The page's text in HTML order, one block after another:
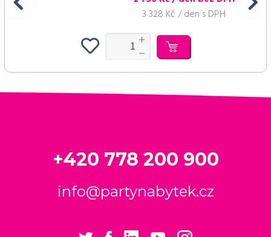
3 328 Kč / den s DPH
+420 778 200 900
info@partynabytek.cz